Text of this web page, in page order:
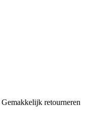
Gemakkelijk retourneren